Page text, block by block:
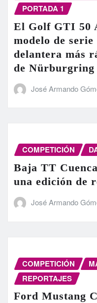
PORTADA 1
El Golf GTI 50
modelo de
delantera más
de Nürburgring
José Armando
COMPETICIÓN
Baja TT
una edición de
José Armando
COMPETICIÓN
REPORTAJES
Ford Mustang